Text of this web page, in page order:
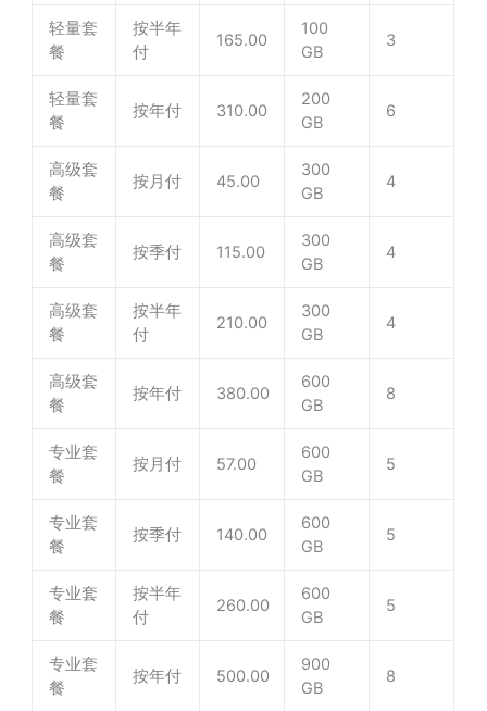
轻量套
餐
按半年
付
165.00
100
GB
3
轻量套
餐
按年付 310.00
200
GB
6
高级套
餐
按月付 45.00
300
GB
4
高级套
餐
按季付 115.00
300
GB
4
高级套
餐
按半年
付
210.00
300
GB
4
高级套
餐
按年付 380.00
600
GB
8
专业套
餐
按月付 57.00
600
GB
5
专业套
餐
按季付 140.00
600
GB
5
专业套
餐
按半年
付
260.00
600
GB
5
专业套
餐
按年付 500.00
900
GB
8